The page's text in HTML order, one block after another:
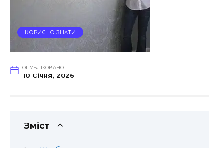
КОРИСНО ЗНАТИ
ОПУБЛІКОВАНО
10 Січня, 2026
Зміст